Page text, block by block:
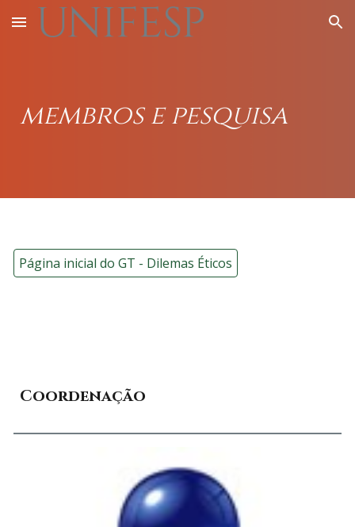
Skip to main content Skip to navigation
membros e pesquisa
Página inicial do GT - Dilemas Éticos
Coordenação